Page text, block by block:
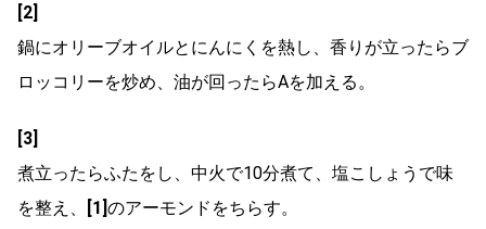
[2]
鍋にオリーブオイルとにんにくを熱し、香りが立ったらブ
ロッコリーを炒め、油が回ったらAを加える。
[3]
煮立ったらふたをし、中火で10分煮て、塩こしょうで味
を整え、
[1]のアーモンドをちらす。